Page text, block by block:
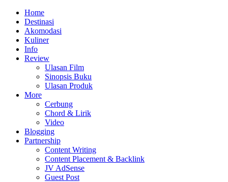
Home
Destinasi
Akomodasi
Kuliner
Info
Review
Ulasan Film
Sinopsis Buku
Ulasan Produk
More
Cerbung
Chord & Lirik
Video
Blogging
Partnership
Content Writing
Content Placement & Backlink
JV AdSense
Guest Post